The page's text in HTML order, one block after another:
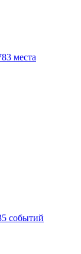
места
событий